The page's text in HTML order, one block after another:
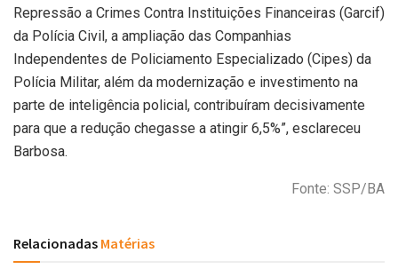
Repressão a Crimes Contra Instituições Financeiras (Garcif)
da Polícia Civil, a ampliação das Companhias
Independentes de Policiamento Especializado (Cipes) da
Polícia Militar, além da modernização e investimento na
parte de inteligência policial, contribuíram decisivamente
para que a redução chegasse a atingir 6,5%”, esclareceu
Barbosa.
Fonte: SSP/BA
Relacionadas Matérias